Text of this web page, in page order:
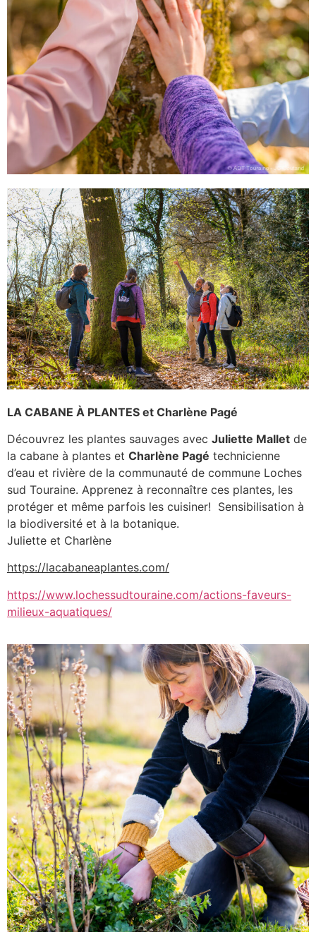
LA CABANE À PLANTES et Charlène Pagé
Découvrez les plantes sauvages avec Juliette Mallet de
la cabane à plantes et Charlène Pagé technicienne
d’eau et rivière de la communauté de commune Loches
sud Touraine. Apprenez à reconnaître ces plantes, les
protéger et même parfois les cuisiner! Sensibilisation à
la biodiversité et à la botanique.
Juliette et Charlène
https://lacabaneaplantes.com/
https://www.lochessudtouraine.com/actions-faveurs-
milieux-aquatiques/